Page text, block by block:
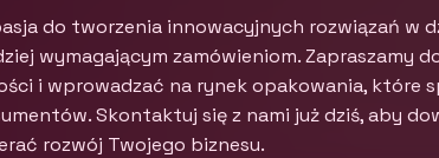
do tworzenia innowacyjnych rozwiązań w
wymagającym zamówieniom. Zapraszamy
i wprowadzać na rynek opakowania, które
Skontaktuj się z nami już dziś, aby
rozwój Twojego biznesu.